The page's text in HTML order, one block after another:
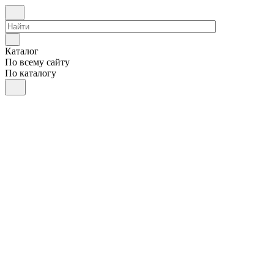
Каталог
По всему сайту
По каталогу